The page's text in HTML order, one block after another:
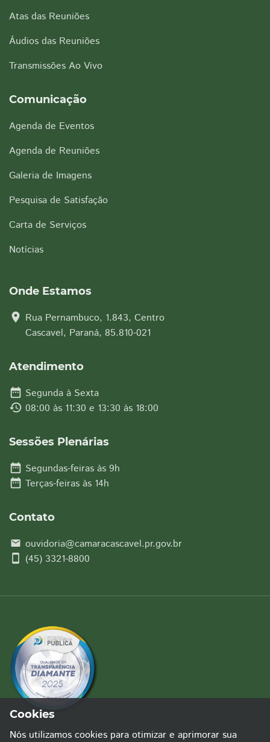
Atas das Reuniões
Áudios das Reuniões
Transmissões Ao Vivo
Comunicação
Agenda de Eventos
Agenda de Reuniões
Galeria de Imagens
Pesquisa de Satisfação
Carta de Serviços
Notícias
Onde Estamos
location_on Rua Pernambuco, 1.843, Centro
Cascavel, Paraná, 85.810-021
Atendimento
date_range Segunda à Sexta
history 08:00 às 11:30 e 13:30 às 18:00
Sessões Plenárias
date_range Segundas-feiras às 9h
date_range Terças-feiras às 14h
Contato
email ouvidoria@camaracascavel.pr.gov.br
smartphone (45) 3321-8800
Cookies
Nós utilizamos cookies para otimizar e aprimorar sua